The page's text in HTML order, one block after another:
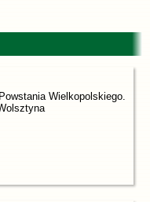
Wielkopolskiego.